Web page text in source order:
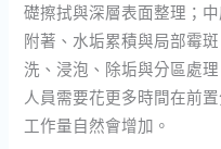
礎擦拭與深層表面整理；
附著、水垢累積與局部霉
洗、浸泡、除垢與分區處
人員需要花更多時間在前
工作量自然會增加。